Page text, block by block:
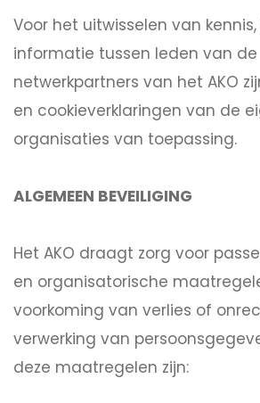
Voor het uitwisselen van
informatie tussen leden van de
netwerkpartners van het AKO
en cookieverklaringen van de
organisaties van toepassing.
ALGEMEEN BEVEILIGING
Het AKO draagt zorg voor
en organisatorische
voorkoming van verlies of
verwerking van
deze maatregelen zijn: